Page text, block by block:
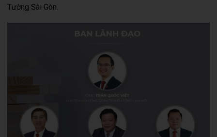
Tường Sài Gòn.